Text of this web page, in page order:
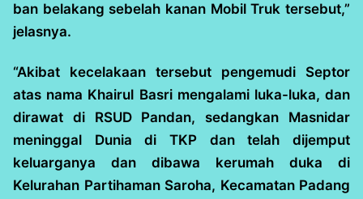
ban belakang sebelah kanan Mobil Truk tersebut,”
jelasnya.
“Akibat kecelakaan tersebut pengemudi Septor
atas nama Khairul Basri mengalami luka-luka, dan
dirawat di RSUD Pandan, sedangkan Masnidar
meninggal Dunia di TKP dan telah dijemput
keluarganya dan dibawa kerumah duka di
Kelurahan Partihaman Saroha, Kecamatan Padang